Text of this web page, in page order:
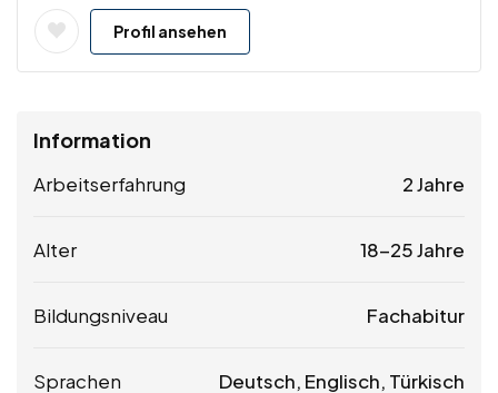
Profil ansehen
Information
Arbeitserfahrung 2 Jahre
Alter 18-25 Jahre
Bildungsniveau Fachabitur
Sprachen Deutsch, Englisch, Türkisch